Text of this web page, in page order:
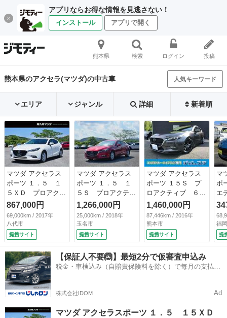
アプリならお得な情報を見逃さない！
インストール アプリで開く
熊本県 検索 ログイン 投稿
熊本県のアクセラ(マツダ)の中古車 人気キーワード
エリア ジャンル 詳細 新着順
マツダ アクセラス
ポーツ １．５ １
５ＸＤ プロアクテ
ィブ ディーゼルタ
ーボ 自社下取 自
社保証２年走行無制
限 （車検整備付）
867,000円
69,000km / 2017年
八代市
提携サイト
マツダ アクセラス
ポーツ １．５ １
５Ｓ プロアクティ
ブ 自社下取 自社
保証２年走行無制限
（車検整備付）
1,266,000円
25,000km / 2018年
玉名市
提携サイト
マツダ アクセラス
ポーツ １５Ｓ プ
ロアクティブ ６速
ＭＴ・ＴＥＩＮ車高
調・柿本マフラー・
ＢＯＳＥサウンドシ
ステム・スポイラー
（Ｆ・Ｓ・Ｒ）・ナ
ビ・ブラインドスポ
ットモニター・Ｔ
Ｖ・バックカメラ・
ミ （検10.10）
1,460,000円
87,446km / 2016年
熊本市
提携サイト
マ
ポ
エ
し
福
提
【保証人不要🙆】最短2分で仮審査申込み
税金・車検込み（自賠責保険料を除く）で毎月の支払額
株式会社IDOM Ad
マツダ アクセラスポーツ １．５ １５ＸＤ